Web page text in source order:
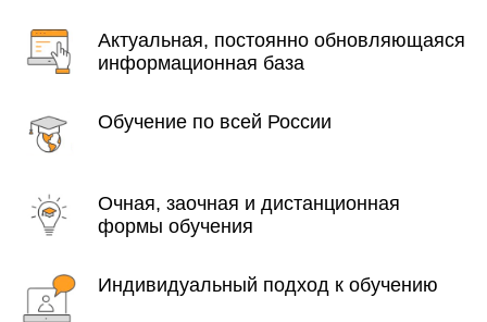
Актуальная, постоянно обновляющаяся
информационная база
Обучение по всей России
Очная, заочная и дистанционная
формы обучения
Индивидуальный подход к обучению